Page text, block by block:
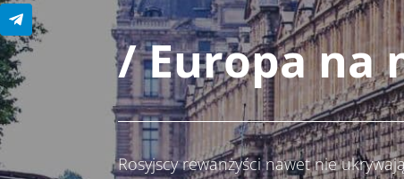
/ Europa na
Rosyjscy rewanżyści nawet nie